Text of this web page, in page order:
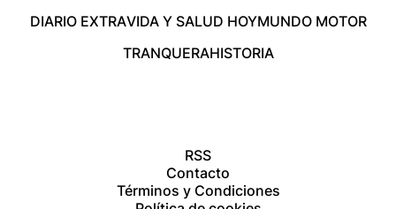
DIARIO EXTRAVIDA Y SALUD HOYMUNDO MOTOR
TRANQUERAHISTORIA
RSS
Contacto
Términos y Condiciones